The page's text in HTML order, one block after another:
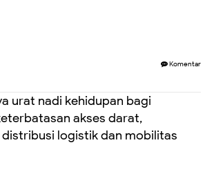
Komentar
urat nadi kehidupan bagi
akses darat,
logistik dan mobilitas